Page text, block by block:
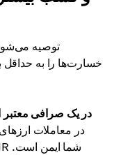
توصیه می‌شود
خسارت‌ها را به حداقل
در یک صرافی معتبر
در معاملات